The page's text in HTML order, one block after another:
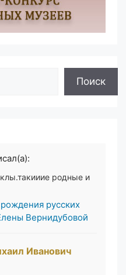
Поиск
родные и
русских
Вернидубовой
Иванович